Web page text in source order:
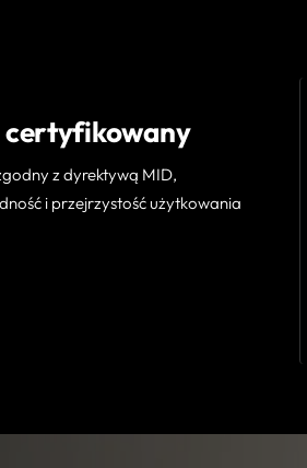
certyfikowany
z dyrektywą MID,
i przejrzystość użytkowania